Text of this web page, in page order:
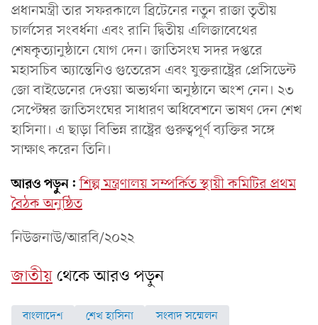
প্রধানমন্ত্রী তার সফরকালে ব্রিটেনের নতুন রাজা তৃতীয়
চার্লসের সংবর্ধনা এবং রানি দ্বিতীয় এলিজাবেথের
শেষকৃত্যানুষ্ঠানে যোগ দেন। জাতিসংঘ সদর দপ্তরে
মহাসচিব অ্যান্তেনিও গুতেরেস এবং যুক্তরাষ্ট্রের প্রেসিডেন্ট
জো বাইডেনের দেওয়া অভ্যর্থনা অনুষ্ঠানে অংশ নেন। ২৩
সেপ্টেম্বর জাতিসংঘের সাধারণ অধিবেশনে ভাষণ দেন শেখ
হাসিনা। এ ছাড়া বিভিন্ন রাষ্ট্রের গুরুত্বপূর্ণ ব্যক্তির সঙ্গে
সাক্ষাৎ করেন তিনি।
আরও পড়ুন: শিল্প মন্ত্রণালয় সম্পর্কিত স্থায়ী কমিটির প্রথম
বৈঠক অনুষ্ঠিত
নিউজনাউ/আরবি/২০২২
জাতীয়থেকে আরও পড়ুন
বাংলাদেশ শেখ হাসিনা সংবাদ সম্মেলন